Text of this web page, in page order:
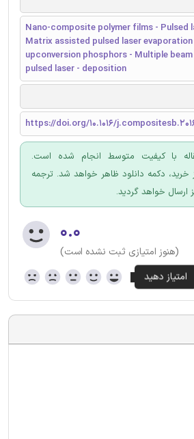
Nano-composite polymer films - Pulsed
Matrix assisted pulsed laser
upconversion phosphors - Multiple
pulsed laser - deposition
https://doi.org/10.1016/
با کیفیت متوسط انجام شده است.
خرید، دکمه دانلود ظاهر خواهد شد. ترجمه
ارسال خواهد گردید.
۰.۰
(هنوز امتیازی ثبت نشده است)